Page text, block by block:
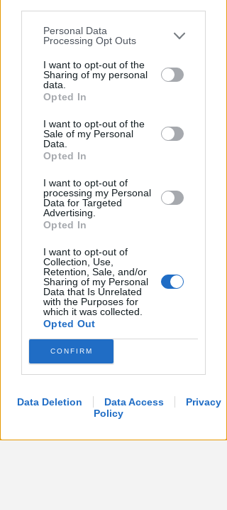
You may separately opt-out of the further
disclosure of your personal information
by third parties on the IAB’s list of
downstream participants.
by us to third parties on the IAB’s List of
Downstream Participants that may
further disclose it to other third parties.
Personal Data
Processing Opt Outs
I want to opt-out of the
Sharing of my personal
data.
Opted In
I want to opt-out of the
Sale of my Personal
Data.
Opted In
I want to opt-out of
processing my Personal
Data for Targeted
Advertising.
Opted In
I want to opt-out of
Collection, Use,
Retention, Sale, and/or
Sharing of my Personal
Data that Is Unrelated
with the Purposes for
which it was collected.
Opted Out
CONFIRM
Data Deletion Data Access
Privacy
Policy
Furti sul lungomare di marina
quattro giovani
Redazione